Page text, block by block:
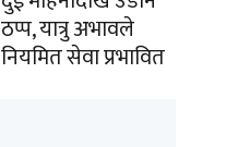
ठप्प, यात्रु अभावले
नियमित सेवा प्रभावित